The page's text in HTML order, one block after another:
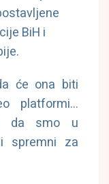
BiH i
će ona biti
platformi…
da smo u
spremni za